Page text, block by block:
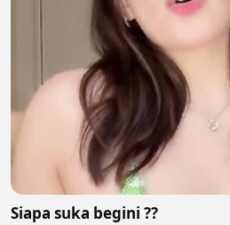
Siapa suka begini ??